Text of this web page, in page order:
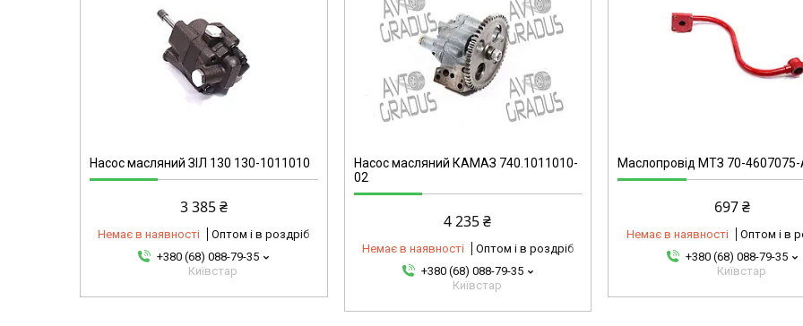
Насос масляний ЗІЛ 130 130-1011010
3 385 ₴
Немає в наявності
Оптом і в роздріб
+380 (68) 088-79-35
Київстар
Насос масляний КАМАЗ 740.1011010-
02
4 235 ₴
Немає в наявності
Оптом і в роздріб
+380 (68) 088-79-35
Київстар
2347809345-omg
Маслопровід МТЗ 70-
697 ₴
Немає в наявності
Оптом і в
+380 (68) 088-79-35
Київстар